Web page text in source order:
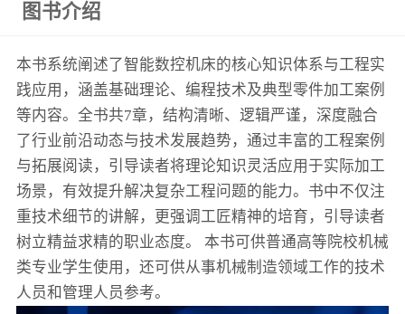
图书介绍
本书系统阐述了智能数控机床的核心知识体系与工程实
践应用，涵盖基础理论、编程技术及典型零件加工案例
等内容。全书共7章，结构清晰、逻辑严谨，深度融合
了行业前沿动态与技术发展趋势，通过丰富的工程案例
与拓展阅读，引导读者将理论知识灵活应用于实际加工
场景，有效提升解决复杂工程问题的能力。书中不仅注
重技术细节的讲解，更强调工匠精神的培育，引导读者
树立精益求精的职业态度。 本书可供普通高等院校机械
类专业学生使用，还可供从事机械制造领域工作的技术
人员和管理人员参考。